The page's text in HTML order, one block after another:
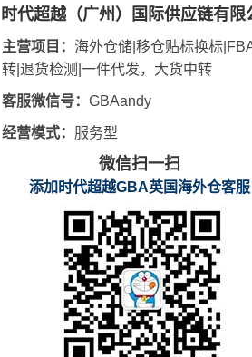
时代超越（广州）国际供应链有限
主营项目： 海外仓储|移仓贴标换标
转|退货检测|一件代发，大货中转
客服微信号： GBAandy
经营模式： 服务型
微信扫一扫
添加时代超越GBA英国海外仓客服